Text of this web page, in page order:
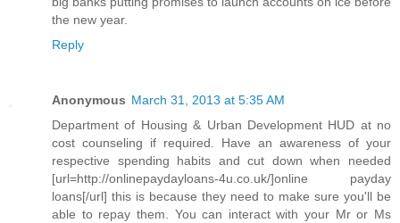
the new year.
Reply
Anonymous March 31, 2013 at 5:35 AM
Department of Housing & Urban Development HUD at no
cost counseling if required. Have an awareness of your
respective spending habits and cut down when needed
[url=http://onlinepaydayloans-4u.co.uk/]online payday
loans[/url] this is because they need to make sure you'll be
able to repay them. You can interact with your Mr or Ms